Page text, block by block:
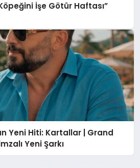
İşe Götür Haftası”
Yeni Hiti: Kartallar | Grand
Yeni Şarkı